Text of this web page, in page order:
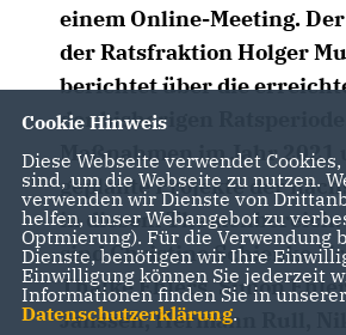
einem Online-Meeting.
der Ratsfraktion Holger
berichtet über die
der bisherigen Ratsperiode,
Maßnahmen im Jahr 2021
geplante Projekte der
in diesem
sind Christine Schienke-
Thalke Ehlers, Simon
Janssen, Hermann Rull,
Cookie Hinweis
Diese Webseite verwendet
sind, um die Webseite zu nutzen.
verwenden wir Dienste von
helfen, unser Webangebot zu
Optmierung). Für die Verwendung
Dienste, benötigen wir Ihre
Einwilligung können Sie jederzeit
Informationen finden Sie in unserer
Datenschutzerklärung.